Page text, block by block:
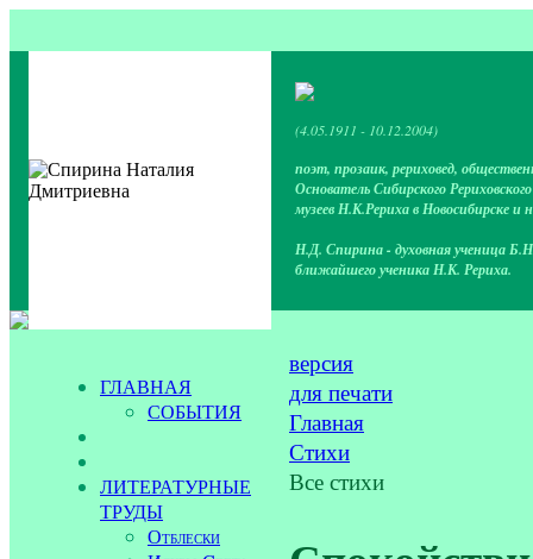
(4.05.1911 - 10.12.2004)
поэт, прозаик, рериховед,
Основатель Сибирского
музеев Н.К.Рериха в Новосибирске и
Н.Д. Спирина - духовная ученица
ближайшего ученика Н.К. Рериха.
ГЛАВНАЯ
СОБЫТИЯ
ЛИТЕРАТУРНЫЕ
ТРУДЫ
Отблески
версия
для печати
Главная
Стихи
Все стихи